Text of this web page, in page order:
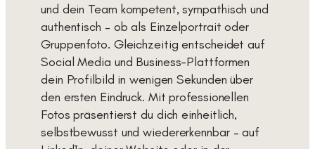
und dein Team kompetent, sympathisch und
authentisch – ob als Einzelportrait oder
Gruppenfoto. Gleichzeitig entscheidet auf
Social Media und Business-Plattformen
dein Profilbild in wenigen Sekunden über
den ersten Eindruck. Mit professionellen
Fotos präsentierst du dich einheitlich,
selbstbewusst und wiedererkennbar – auf